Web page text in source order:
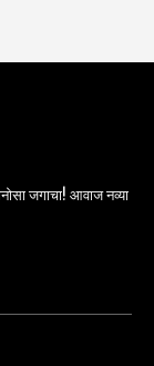
जगाचा! आवाज नव्या